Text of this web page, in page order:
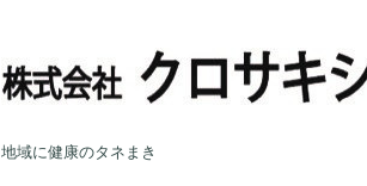
地域に健康のタネまき